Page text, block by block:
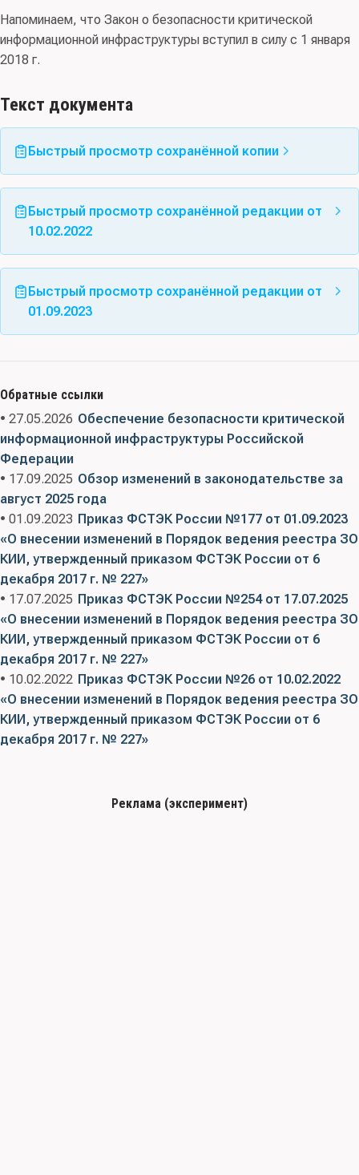
Напоминаем, что Закон о безопасности критической
информационной инфраструктуры вступил в силу с 1 января
2018 г.
Текст документа
Быстрый просмотр сохранённой копии
Быстрый просмотр сохранённой редакции от
10.02.2022
Быстрый просмотр сохранённой редакции от
01.09.2023
Обратные ссылки
• 27.05.2026 Обеспечение безопасности критической
информационной инфраструктуры Российской
Федерации
• 17.09.2025 Обзор изменений в законодательстве за
август 2025 года
• 01.09.2023 Приказ ФСТЭК России №177 от 01.09.2023
«О внесении изменений в Порядок ведения реестра ЗО
КИИ, утвержденный приказом ФСТЭК России от 6
декабря 2017 г. № 227»
• 17.07.2025 Приказ ФСТЭК России №254 от 17.07.2025
«О внесении изменений в Порядок ведения реестра ЗО
КИИ, утвержденный приказом ФСТЭК России от 6
декабря 2017 г. № 227»
• 10.02.2022 Приказ ФСТЭК России №26 от 10.02.2022
«О внесении изменений в Порядок ведения реестра ЗО
КИИ, утвержденный приказом ФСТЭК России от 6
декабря 2017 г. № 227»
Реклама (эксперимент)